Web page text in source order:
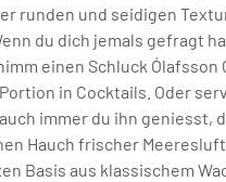
runden und seidigen
du dich jemals gefragt
einen Schluck Ólafsson
in Cocktails. Oder
immer du ihn geniesst,
Hauch frischer
Basis aus klassischem